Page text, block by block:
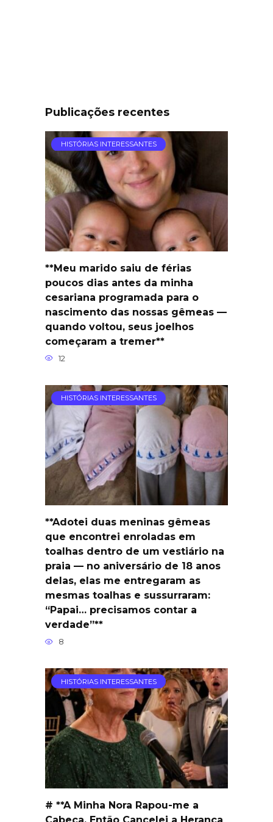
Publicações recentes
HISTÓRIAS INTERESSANTES
**Meu marido saiu de férias
poucos dias antes da minha
cesariana programada para o
nascimento das nossas gêmeas —
quando voltou, seus joelhos
começaram a tremer**
12
HISTÓRIAS INTERESSANTES
**Adotei duas meninas gêmeas
que encontrei enroladas em
toalhas dentro de um vestiário na
praia — no aniversário de 18 anos
delas, elas me entregaram as
mesmas toalhas e sussurraram:
“Papai… precisamos contar a
verdade”**
8
HISTÓRIAS INTERESSANTES
# **A Minha Nora Rapou-me a